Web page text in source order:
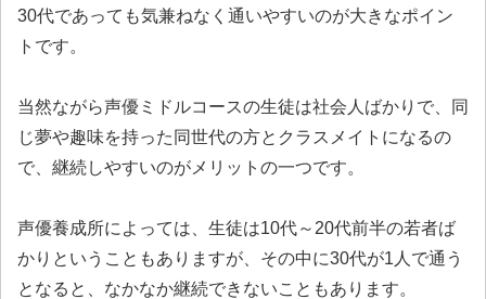
30代であっても気兼ねなく通いやすいのが大きなポイン
トです。
当然ながら声優ミドルコースの生徒は社会人ばかりで、同
じ夢や趣味を持った同世代の方とクラスメイトになるの
で、継続しやすいのがメリットの一つです。
声優養成所によっては、生徒は10代～20代前半の若者ば
かりということもありますが、その中に30代が1人で通う
となると、なかなか継続できないこともあります。